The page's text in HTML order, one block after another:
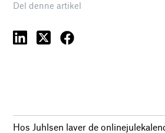
Del denne artikel
Hos Juhlsen laver de